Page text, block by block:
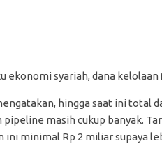
ekonomi syariah, dana
hingga saat ini total
pipeline masih cukup banyak.
ini minimal Rp 2 miliar supaya